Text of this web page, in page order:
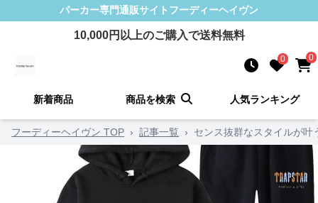
パーカー専門通販サイト フーディーヘイヴン
10,000円以上のご購入で送料無料
0 0
新着商品 商品を検索 人気ランキング
フーディーヘイヴン TOP › 記事一覧 › センス抜群なスタイルが